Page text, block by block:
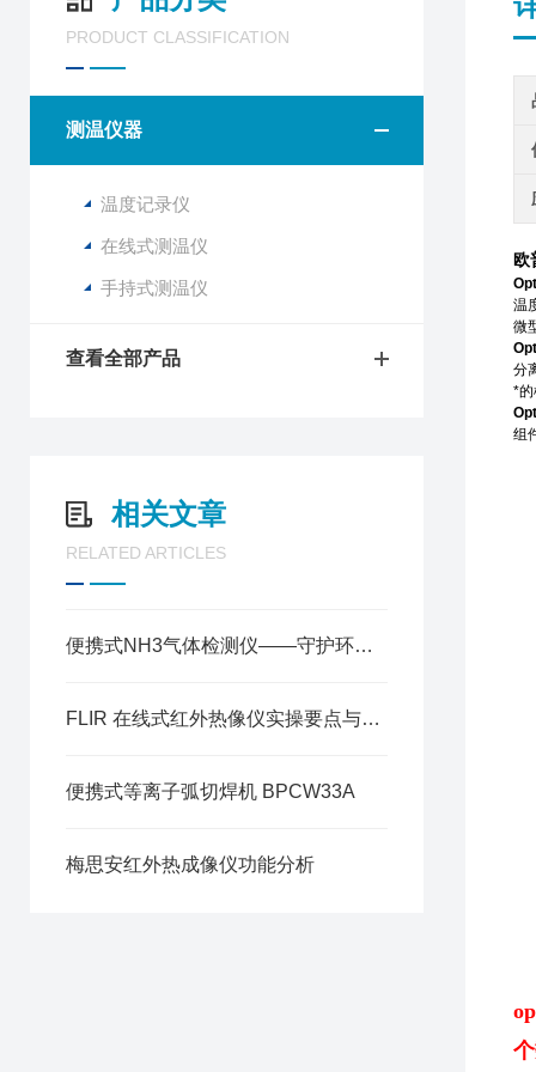
PRODUCT CLASSIFICATION
测温仪器
温度记录仪
在线式测温仪
手持式测温仪
查看全部产品
相关文章
RELATED ARTICLES
便携式NH3气体检测仪——守护环境安全的利器
FLIR 在线式红外热像仪实操要点与数据解读方法
便携式等离子弧切焊机 BPCW33A
梅思安红外热成像仪功能分析
欧
温
微
分
*的
组